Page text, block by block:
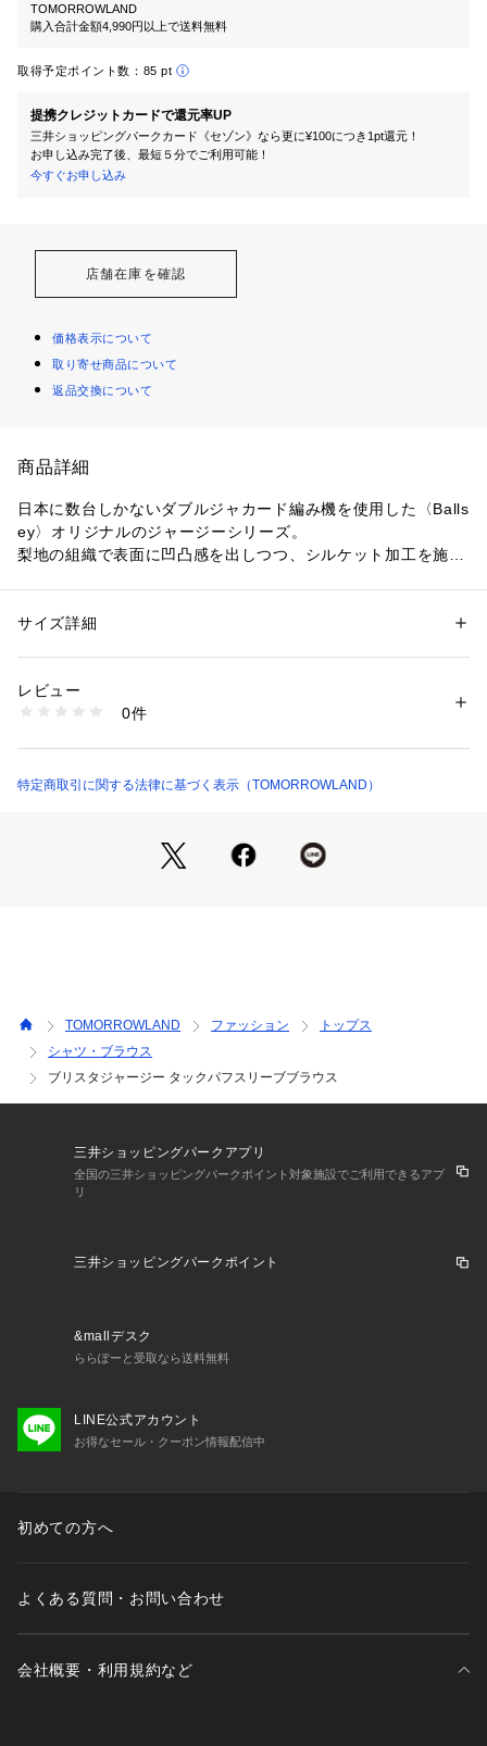
TOMORROWLAND
購入合計金額4,990円以上で送料無料
取得予定ポイント数： 85 pt
提携クレジットカードで還元率UP
三井ショッピングパークカード《セゾン》なら更に¥100につき1pt還元！
お申し込み完了後、最短５分でご利用可能！
今すぐお申し込み
店舗在庫を確認
価格表示について
取り寄せ商品について
返品交換について
商品詳細
日本に数台しかないダブルジャカード編み機を使用した〈Balls
ey〉オリジナルのジャージーシリーズ。
梨地の組織で表面に凹凸感を出しつつ、シルケット加工を施し
ブラウスは袖のボリュームが出るよう計算したランダムなタッ
やかな雰囲気で着用いただけます。
一枚でさまになり、デイリーからオフィスシーンまで幅広いス
※商品の色味は、商品単体または素材アップ画像をご確認くだ
性別：レディース
素材：コットン83％　ナイロン16％　ポリウレタン1％
洗濯：手洗い、漂白不可、タンブル乾燥不可、自然乾燥、アイロン仕上げ
可、ドライ可、ウエットクリーニング可
商品番号：1095000009808 （モール）
サイズ詳細
レビュー
0件
特定商取引に関する法律に基づく表示（TOMORROWLAND）
TOMORROWLAND ファッション
トップス
シャツ・ブラウス
ブリスタジャージー タックパフスリーブブラウス
三井ショッピングパークアプリ
全国の三井ショッピングパークポイント対象施設でご利用できるアプ
リ
三井ショッピングパークポイント
&mallデスク
ららぽーと受取なら送料無料
LINE公式アカウント
お得なセール・クーポン情報配信中
初めての方へ
よくある質問・お問い合わせ
会社概要・利用規約など